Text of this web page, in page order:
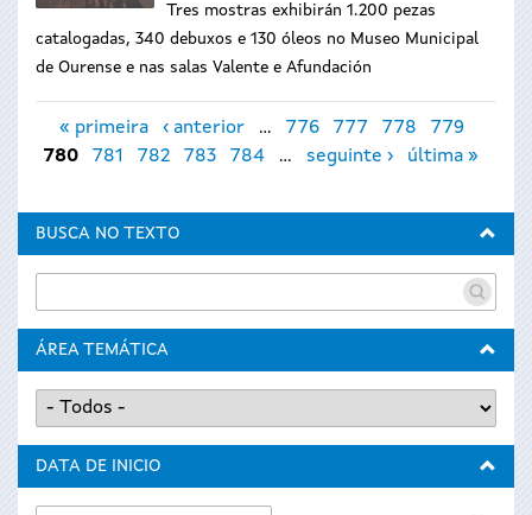
Tres mostras exhibirán 1.200 pezas
catalogadas, 340 debuxos e 130 óleos no Museo Municipal
de Ourense e nas salas Valente e Afundación
Páxinas
« primeira ‹ anterior … 776 777 778
779
780
781 782 783 784 … seguinte › última »
BUSCA NO TEXTO
ÁREA TEMÁTICA
DATA DE INICIO